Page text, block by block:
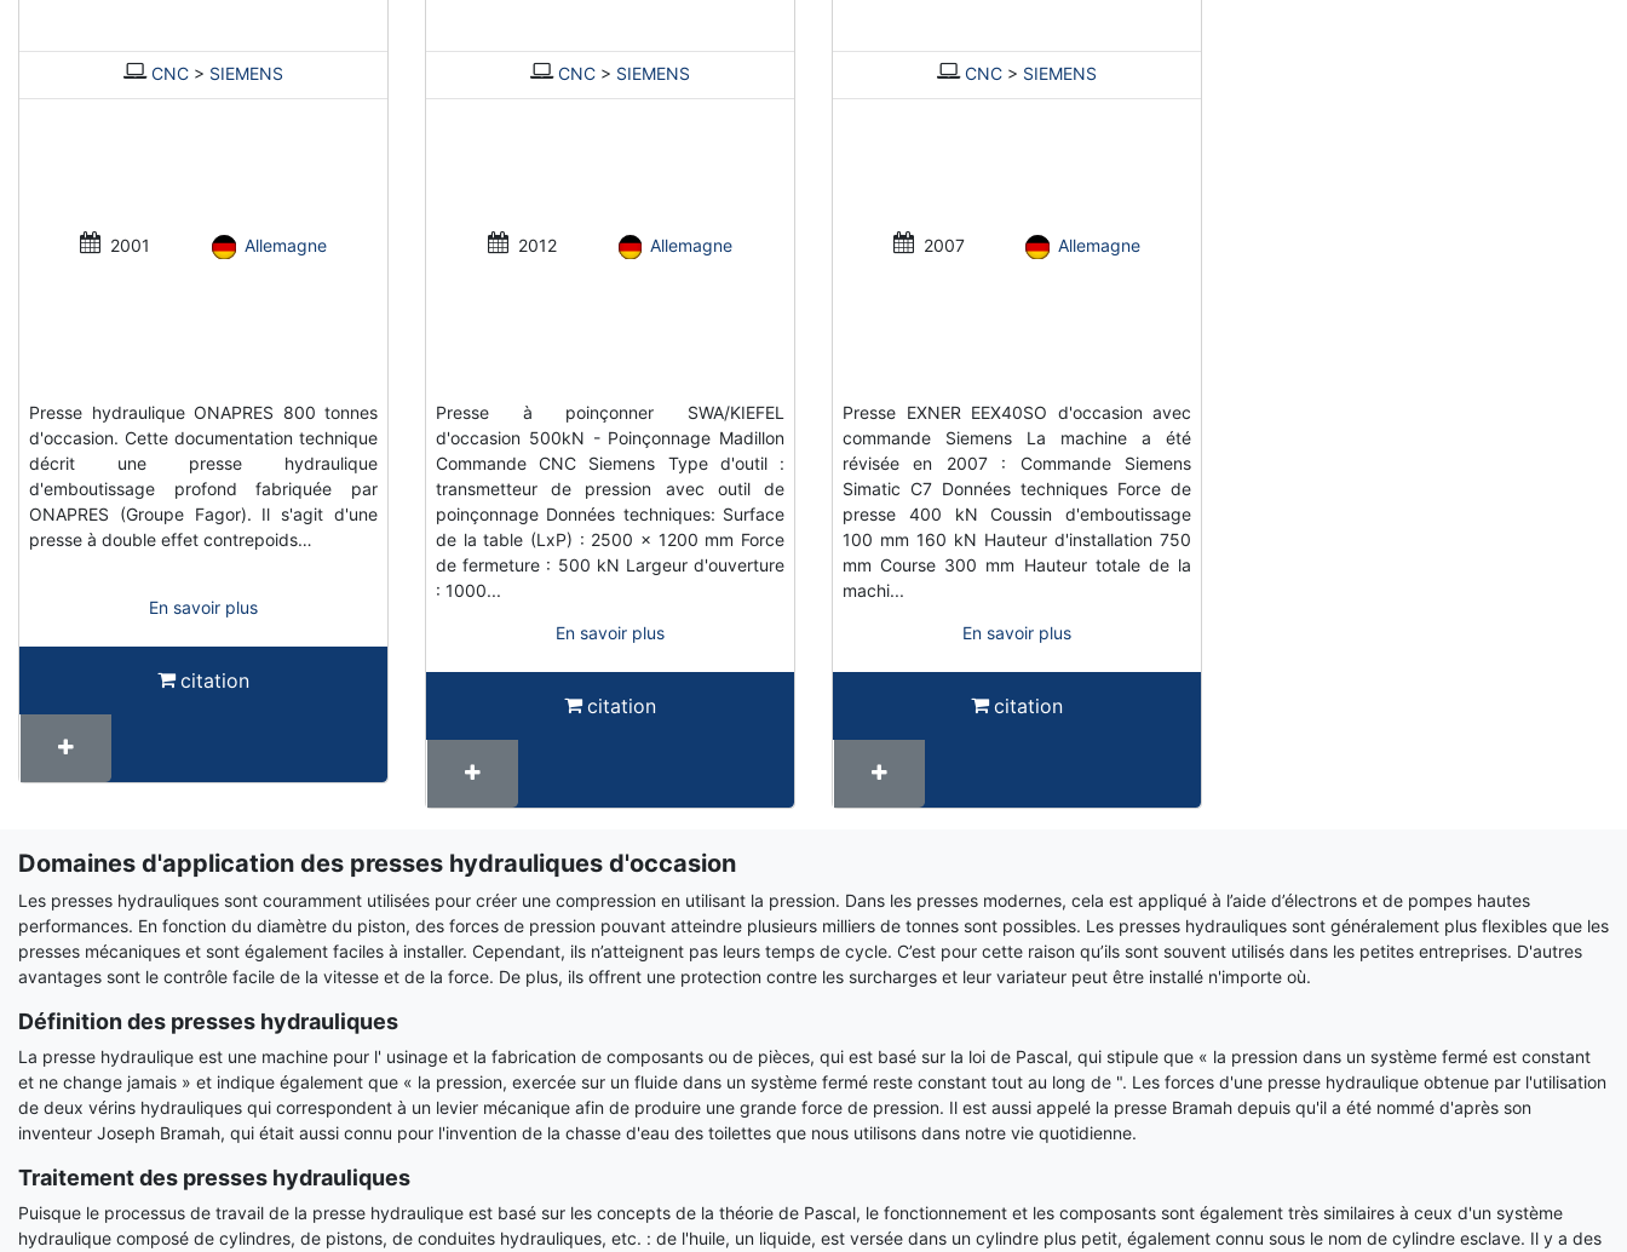
CNC > SIEMENS
2001 Allemagne
Presse hydraulique ONAPRES 800 tonnes
d'occasion. Cette documentation technique
décrit une presse hydraulique
d'emboutissage profond fabriquée par
ONAPRES (Groupe Fagor). Il s'agit d'une
presse à double effet contrepoids…
En savoir plus
citation
CNC > SIEMENS
2012 Allemagne
Presse à poinçonner SWA/KIEFEL
d'occasion 500kN - Poinçonnage Madillon
Commande CNC Siemens Type d'outil :
transmetteur de pression avec outil de
poinçonnage Données techniques: Surface
de la table (LxP) : 2500 x 1200 mm Force
de fermeture : 500 kN Largeur d'ouverture
: 1000...
En savoir plus
citation
CNC > SIEMENS
2007 Allemagne
Presse EXNER EEX40SO d'occasion avec
commande Siemens La machine a été
révisée en 2007 : Commande Siemens
Simatic C7 Données techniques Force de
presse 400 kN Coussin d'emboutissage
100 mm 160 kN Hauteur d'installation 750
mm Course 300 mm Hauteur totale de la
machi...
En savoir plus
citation
Terme
Domaines d'application des presses hydrauliques d'occasion
Les presses hydrauliques sont couramment utilisées pour créer une compression en utilisant la pression. Dans les presses modernes, cela est appliqué à l’aide d’électrons et de pompes hautes
performances. En fonction du diamètre du piston, des forces de pression pouvant atteindre plusieurs milliers de tonnes sont possibles. Les presses hydrauliques sont généralement plus flexibles que les
presses mécaniques et sont également faciles à installer. Cependant, ils n’atteignent pas leurs temps de cycle. C’est pour cette raison qu’ils sont souvent utilisés dans les petites entreprises. D'autres
avantages sont le contrôle facile de la vitesse et de la force. De plus, ils offrent une protection contre les surcharges et leur variateur peut être installé n'importe où.
Définition des presses hydrauliques
La presse hydraulique est une machine pour l' usinage et la fabrication de composants ou de pièces, qui est basé sur la loi de Pascal, qui stipule que « la pression dans un système fermé est constant
et ne change jamais » et indique également que « la pression, exercée sur un fluide dans un système fermé reste constant tout au long de ". Les forces d'une presse hydraulique obtenue par l'utilisation
de deux vérins hydrauliques qui correspondent à un levier mécanique afin de produire une grande force de pression. Il est aussi appelé la presse Bramah depuis qu'il a été nommé d'après son
inventeur Joseph Bramah, qui était aussi connu pour l'invention de la chasse d'eau des toilettes que nous utilisons dans notre vie quotidienne.
Traitement des presses hydrauliques
Puisque le processus de travail de la presse hydraulique est basé sur les concepts de la théorie de Pascal, le fonctionnement et les composants sont également très similaires à ceux d'un système
hydraulique composé de cylindres, de pistons, de conduites hydrauliques, etc. : de l'huile, un liquide, est versée dans un cylindre plus petit, également connu sous le nom de cylindre esclave. Il y a des